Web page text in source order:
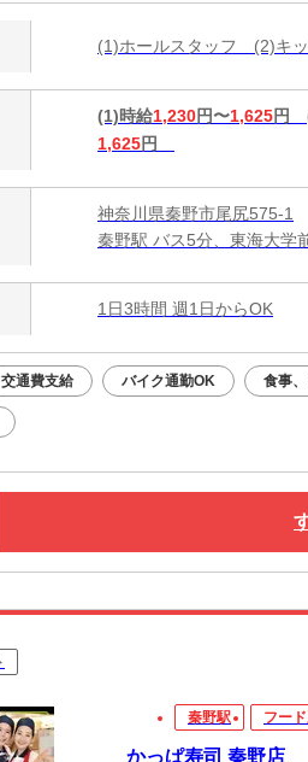
(1)ホールスタッフ (2)キ
(1)時給1,230円〜1,625円
1,625円
神奈川県秦野市尾尻575-1
秦野駅 バス5分、東海大学
1日3時間 週1日からOK
交通費支給 バイク通勤OK 食事
秦野駅 フー
かっぱ寿司 秦野店